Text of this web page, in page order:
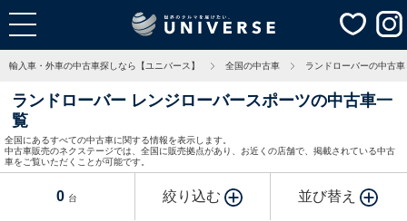
輸入車・外車の中古車探しなら【ユニバース】 全国の中古車 ランドローバーの中古車
ランドローバー レンジローバースポーツの中古車一
覧
全国にあるすべての中古車に関する情報を表示します。
中古車販売のネクステージでは、全国に販売拠点があり、お近くの店舗で、掲載されている中古
車をご覧いただくことが可能です。
0 台 絞り込む 並び替え